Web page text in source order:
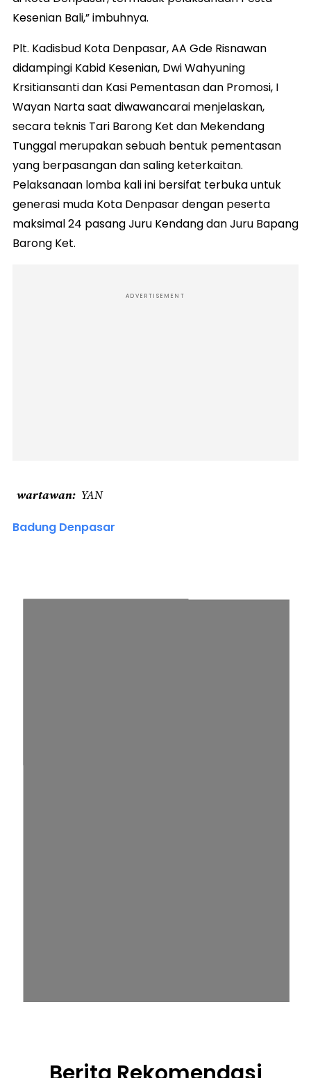
Kesenian Bali,” imbuhnya.
Plt. Kadisbud Kota Denpasar, AA Gde Risnawan
didampingi Kabid Kesenian, Dwi Wahyuning
Krsitiansanti dan Kasi Pementasan dan Promosi, I
Wayan Narta saat diwawancarai menjelaskan,
secara teknis Tari Barong Ket dan Mekendang
Tunggal merupakan sebuah bentuk pementasan
yang berpasangan dan saling keterkaitan.
Pelaksanaan lomba kali ini bersifat terbuka untuk
generasi muda Kota Denpasar dengan peserta
maksimal 24 pasang Juru Kendang dan Juru Bapang
Barong Ket.
ADVERTISEMENT
wartawan YAN
Badung Denpasar